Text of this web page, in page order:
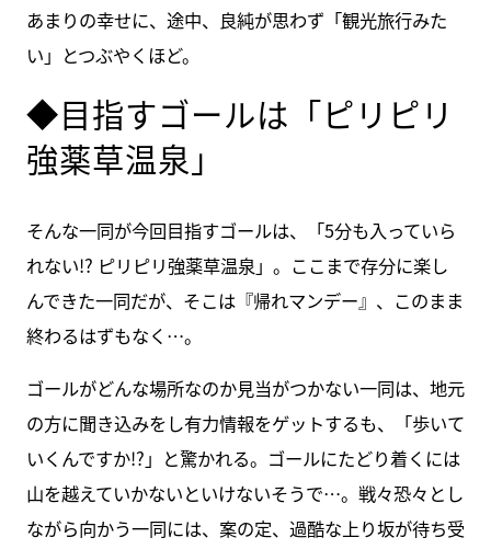
あまりの幸せに、途中、良純が思わず「観光旅行みた
い」とつぶやくほど。
◆目指すゴールは「ピリピリ
強薬草温泉」
そんな一同が今回目指すゴールは、「5分も入っていら
れない!? ピリピリ強薬草温泉」。ここまで存分に楽し
んできた一同だが、そこは『帰れマンデー』、このまま
終わるはずもなく…。
ゴールがどんな場所なのか見当がつかない一同は、地元
の方に聞き込みをし有力情報をゲットするも、「歩いて
いくんですか!?」と驚かれる。ゴールにたどり着くには
山を越えていかないといけないそうで…。戦々恐々とし
ながら向かう一同には、案の定、過酷な上り坂が待ち受